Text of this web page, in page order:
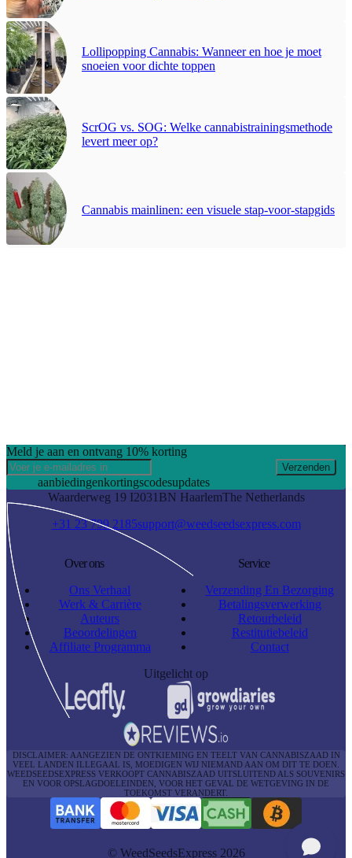
Lollipopping Cannabis: Wanneer en hoe je moet
snoeien voor dichte toppen
ScrOG vs. SOG: Welke cannabistrainingsmethode
levert meer op?
Cannabis mainlinen: een visuele stap-voor-stapgids
Meld je aan en ontvang 10% korting
Verzenden
aanbiedingenkortingscodesupdates
Waarderweg 19 I2031BN HaarlemThe Netherlands
+31 23 799 2185support@weedseedsexpress.com
Over ons
Ons Verhaal
Werk & Carrière
Auteurs
Beoordelingen
Affiliate Programma
Service
Verzending En Bezorging
Betalingsverwerking
Retourbeleid
Restitutiebeleid
Contact
Uitgelicht op
DISCLAIMER: AANGEZIEN DE ONTKIEMING EN TEELT VAN CANNABISZAAD IN
VEEL LANDEN ILLEGAAL IS, MOEDIGEN WIJ NIEMAND AAN OM DIT TE DOEN.
WEEDSEEDSEXPRESS VERKOOPT CANNABISZAAD UITSLUITEND ALS SOUVENIRS
EN VOOR OPSLAGDOELEINDEN, VOOR HET GEVAL DE WETGEVING IN DE
TOEKOMST VERANDERT.
© WeedSeedsExpress 2026